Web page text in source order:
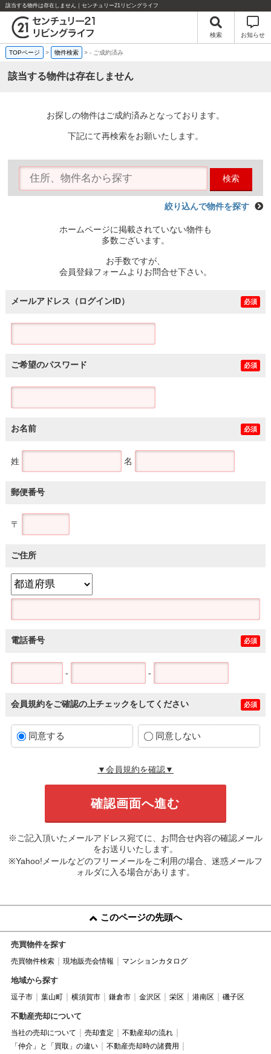
該当する物件は存在しません｜センチュリー21リビングライフ
検索 お知らせ
TOPページ > 物件検索 >- ご成約済み
該当する物件は存在しません
お探しの物件はご成約済みとなっております。
下記にて再検索をお願いたします。
検索
絞り込んで物件を探す
ホームページに掲載されていない物件も
多数ございます。
お手数ですが、
会員登録フォームよりお問合せ下さい。
メールアドレス（ログインID） 必須
ご希望のパスワード 必須
お名前 必須
姓 名
郵便番号
〒
ご住所
電話番号 必須
- -
会員規約をご確認の上チェックをしてください 必須
同意する 同意しない
▼会員規約を確認▼
※ご記入頂いたメールアドレス宛てに、お問合せ内容の確認メール
をお送りいたします。
※Yahoo!メールなどのフリーメールをご利用の場合、迷惑メールフ
ォルダに入る場合があります。
このページの先頭へ
売買物件を探す
売買物件検索 現地販売会情報 マンションカタログ
地域から探す
逗子市 葉山町 横須賀市 鎌倉市 金沢区 栄区 港南区 磯子区
不動産売却について
当社の売却について 売却査定
不動産却の流れ
「仲介」と「買取」の違い
不動産売却時の諸費用